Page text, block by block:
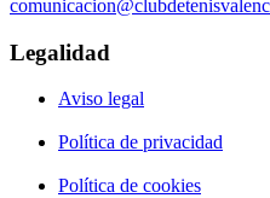
Legalidad
Aviso legal
Política de privacidad
Política de cookies